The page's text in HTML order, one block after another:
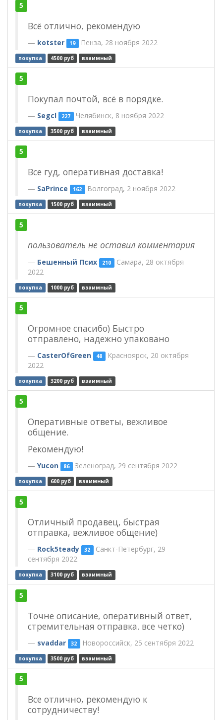
5
Всë отлично, рекомендую
kotster 19 Пенза, 28 ноября 2022
покупка 4500 руб взаимный
5
Покупал почтой, всё в порядке.
Segcl 227 Челябинск, 8 ноября 2022
покупка 3500 руб взаимный
5
Все гуд, оперативная доставка!
SaPrince 162 Волгоград, 2 ноября 2022
покупка 1500 руб взаимный
5
пользователь не оставил комментария
Бешенный Псих 210 Самара, 28 октября
2022
покупка 1000 руб взаимный
5
Огромное спасибо) Быстро
отправлено, надежно упаковано
CasterOfGreen 48 Красноярск, 20 октября
2022
покупка 3200 руб взаимный
5
Оперативные ответы, вежливое
общение.
Рекомендую!
Yucon 86 Зеленоград, 29 сентября 2022
покупка 600 руб взаимный
5
Отличный продавец, быстрая
отправка, вежливое общение)
Rock5teady 32 Санкт-Петербург, 29
сентября 2022
покупка 3100 руб взаимный
5
Точне описание, оперативный ответ,
стремительная отправка. все четко)
svaddar 32 Новороссийск, 25 сентября 2022
покупка 3500 руб взаимный
5
Все отлично, рекомендую к
сотрудничеству!